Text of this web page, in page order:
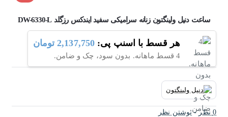
ساعت دنیل ولینگتون زنانه سرامیکی سفید ایندکس رزگلد DW-6330-L
هر قسط با اسنپ پی: 2,137,750 تومان
4 قسط ماهانه. بدون سود، چک و ضامن.
0 نظر - نوشتن نظر